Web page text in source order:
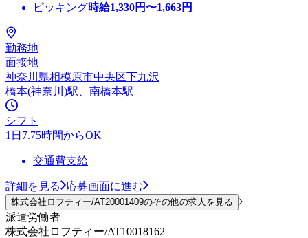
ピッキング時給1,330円〜1,663円
勤務地
面接地
神奈川県相模原市中央区下九沢
橋本(神奈川)駅、南橋本駅
シフト
1日7.75時間からOK
交通費支給
詳細を見る 応募画面に進む
株式会社ロフティー/AT20001409のその他の求人を見る
派遣労働者
株式会社ロフティー/AT10018162